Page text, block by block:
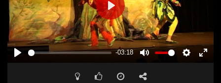
PLAY
-03:18
MUTE SETTINGS
PLAY